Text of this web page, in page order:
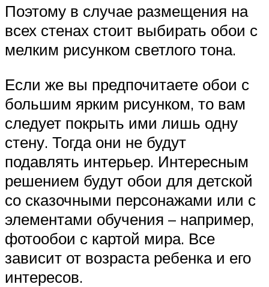
Поэтому в случае размещения на
всех стенах стоит выбирать обои с
мелким рисунком светлого тона.
Если же вы предпочитаете обои с
большим ярким рисунком, то вам
следует покрыть ими лишь одну
стену. Тогда они не будут
подавлять интерьер. Интересным
решением будут обои для детской
со сказочными персонажами или с
элементами обучения – например,
фотообои с картой мира. Все
зависит от возраста ребенка и его
интересов.